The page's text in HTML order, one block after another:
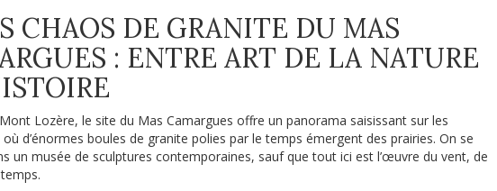
CHAOS DE GRANITE DU MAS
: ENTRE ART DE LA NATURE
Lozère, le site du Mas Camargues offre un panorama saisissant sur les
d’énormes boules de granite polies par le temps émergent des prairies. On se
un musée de sculptures contemporaines, sauf que tout ici est l’œuvre du vent, de